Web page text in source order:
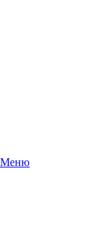
Меню